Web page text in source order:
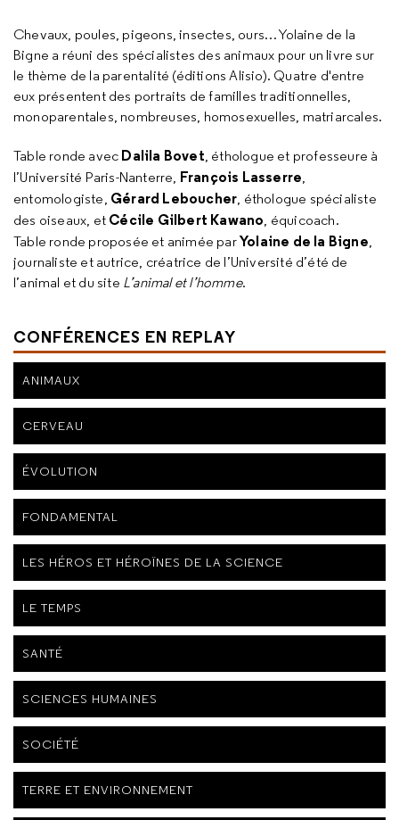
Chevaux, poules, pigeons, insectes, ours… Yolaine de la
Bigne a réuni des spécialistes des animaux pour un livre sur
le thème de la parentalité (éditions Alisio). Quatre d'entre
eux présentent des portraits de familles traditionnelles,
monoparentales, nombreuses, homosexuelles, matriarcales.
Table ronde avec Dalila Bovet, éthologue et professeure à
l’Université Paris-Nanterre, François Lasserre,
entomologiste, Gérard Leboucher, éthologue spécialiste
des oiseaux, et Cécile Gilbert Kawano, équicoach.
Table ronde proposée et animée parYolaine de la Bigne,
journaliste et autrice, créatrice de l’Université d’été de
l’animal et du site L’animal et l’homme.
CONFÉRENCES EN REPLAY
ANIMAUX
CERVEAU
ÉVOLUTION
FONDAMENTAL
LES HÉROS ET HÉROÏNES DE LA SCIENCE
LE TEMPS
SANTÉ
SCIENCES HUMAINES
SOCIÉTÉ
TERRE ET ENVIRONNEMENT